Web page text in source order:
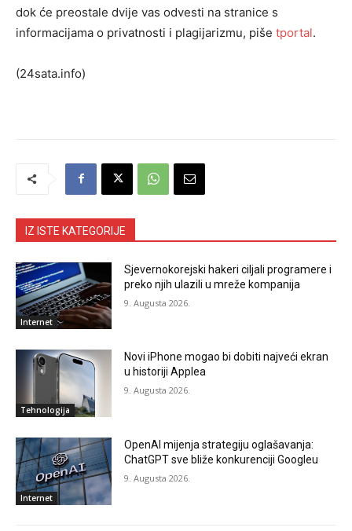
dok će preostale dvije vas odvesti na stranice s
informacijama o privatnosti i plagijarizmu, piše tportal.
(24sata.info)
IZ ISTE KATEGORIJE
Internet
Sjevernokorejski hakeri ciljali programere i
preko njih ulazili u mreže kompanija
9. Augusta 2026.
Tehnologija
Novi iPhone mogao bi dobiti najveći ekran
u historiji Applea
9. Augusta 2026.
Internet
OpenAI mijenja strategiju oglašavanja:
ChatGPT sve bliže konkurenciji Googleu
9. Augusta 2026.